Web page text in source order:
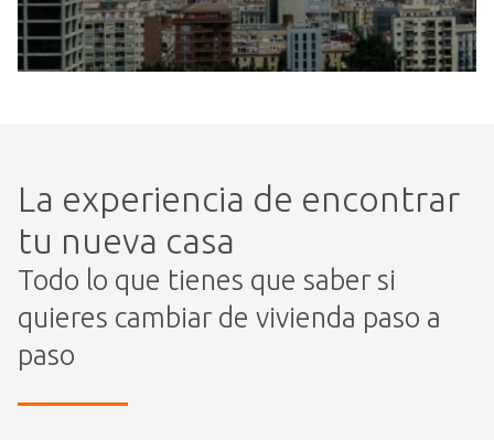
La experiencia de encontrar
tu nueva casa
Todo lo que tienes que saber si
quieres cambiar de vivienda paso a
paso